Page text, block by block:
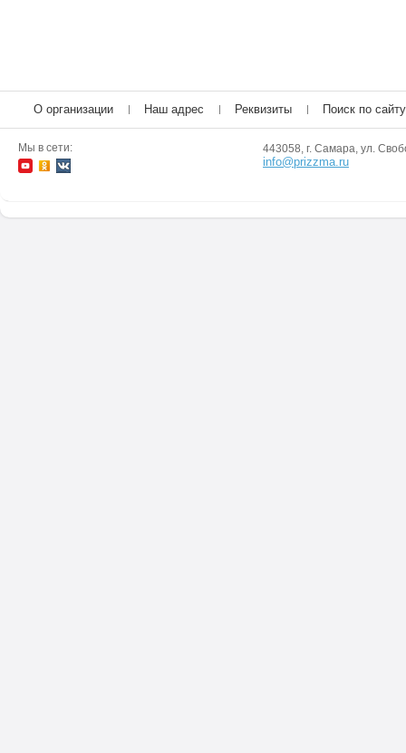
О организации Наш адрес Реквизиты Поиск по сайту
Мы в сети: 443058, г. Самара, ул.
info@prizzma.ru